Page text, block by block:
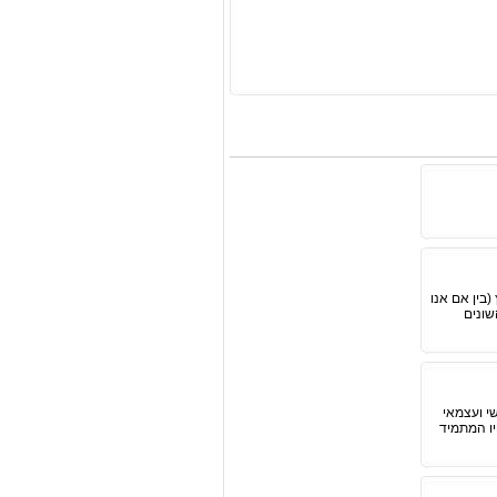
(בין אם אנו
ועצמאי
המתמיד